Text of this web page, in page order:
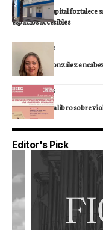
Guanajuato capital fortalece
espacios accesibles
Irapuato
Doris Alba González
Staff Noticias
IEEG presenta libro sobre
Editor's Pick